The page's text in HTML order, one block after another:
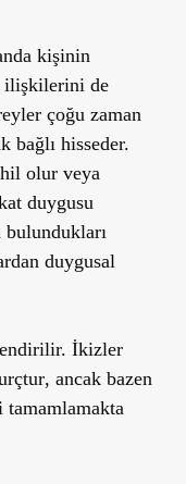
kişinin
ilişkilerini de
çoğu zaman
bağlı hisseder.
olur veya
duygusu
bulundukları
duygusal
İkizler
, ancak bazen
tamamlamakta